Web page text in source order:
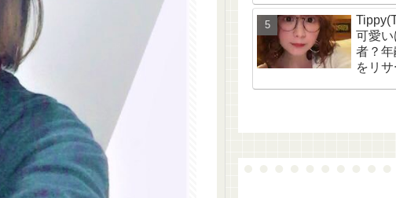
and
可愛
者？年
をリサ